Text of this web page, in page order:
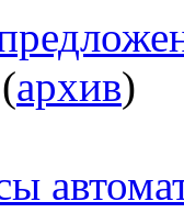
(архив)